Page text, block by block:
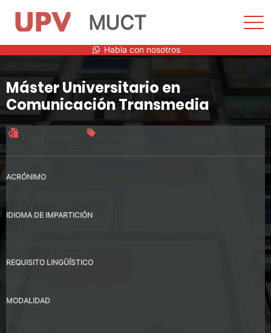
contenido
MUCT
Habla con nosotros
Máster Universitario en
Comunicación Transmedia
ACRÓNIMO
IDIOMA DE IMPARTICIÓN
REQUISITO LINGÜÍSTICO
MODALIDAD